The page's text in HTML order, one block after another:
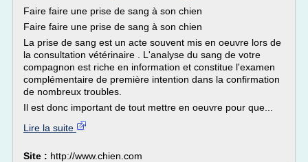
Faire faire une prise de sang à son chien
Faire faire une prise de sang à son chien
La prise de sang est un acte souvent mis en oeuvre lors de
la consultation vétérinaire . L'analyse du sang de votre
compagnon est riche en information et constitue l'examen
complémentaire de première intention dans la confirmation
de nombreux troubles.
Il est donc important de tout mettre en oeuvre pour que...
Lire la suite
Site : http://www.chien.com